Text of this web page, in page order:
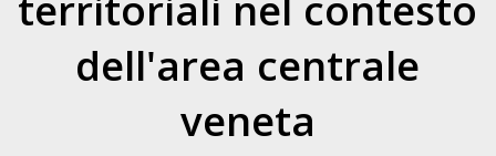
dell'area centrale
veneta